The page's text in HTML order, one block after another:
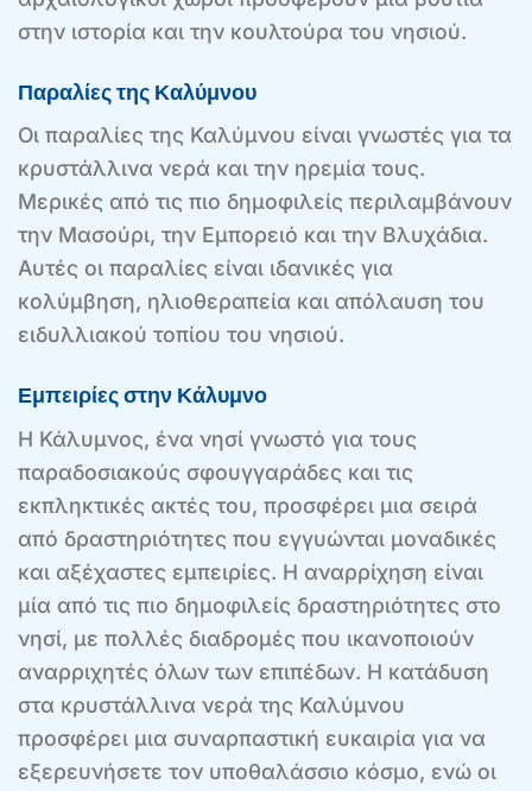
στην ιστορία και την κουλτούρα του νησιού.
Παραλίες της Καλύμνου
Οι παραλίες της Καλύμνου είναι γνωστές για τα
κρυστάλλινα νερά και την ηρεμία τους.
Μερικές από τις πιο δημοφιλείς περιλαμβάνουν
την Μασούρι, την Εμπορειό και την Βλυχάδια.
Αυτές οι παραλίες είναι ιδανικές για
κολύμβηση, ηλιοθεραπεία και απόλαυση του
ειδυλλιακού τοπίου του νησιού.
Εμπειρίες στην Κάλυμνο
Η Κάλυμνος, ένα νησί γνωστό για τους
παραδοσιακούς σφουγγαράδες και τις
εκπληκτικές ακτές του, προσφέρει μια σειρά
από δραστηριότητες που εγγυώνται μοναδικές
και αξέχαστες εμπειρίες. Η αναρρίχηση είναι
μία από τις πιο δημοφιλείς δραστηριότητες στο
νησί, με πολλές διαδρομές που ικανοποιούν
αναρριχητές όλων των επιπέδων. Η κατάδυση
στα κρυστάλλινα νερά της Καλύμνου
προσφέρει μια συναρπαστική ευκαιρία για να
εξερευνήσετε τον υποθαλάσσιο κόσμο, ενώ οι